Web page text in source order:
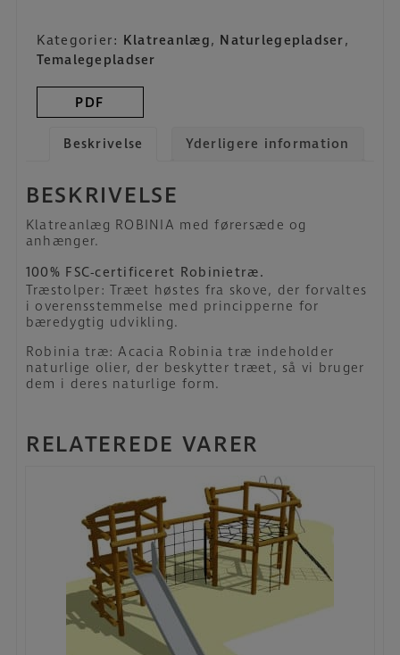
Kategorier: Klatreanlæg, Naturlegepladser,
Temalegepladser
PDF
Beskrivelse Yderligere information
BESKRIVELSE
Klatreanlæg ROBINIA med førersæde og
anhænger.
100% FSC-certificeret Robinietræ.
Træstolper: Træet høstes fra skove, der forvaltes
i overensstemmelse med principperne for
bæredygtig udvikling.
Robinia træ: Acacia Robinia træ indeholder
naturlige olier, der beskytter træet, så vi bruger
dem i deres naturlige form.
RELATEREDE VARER